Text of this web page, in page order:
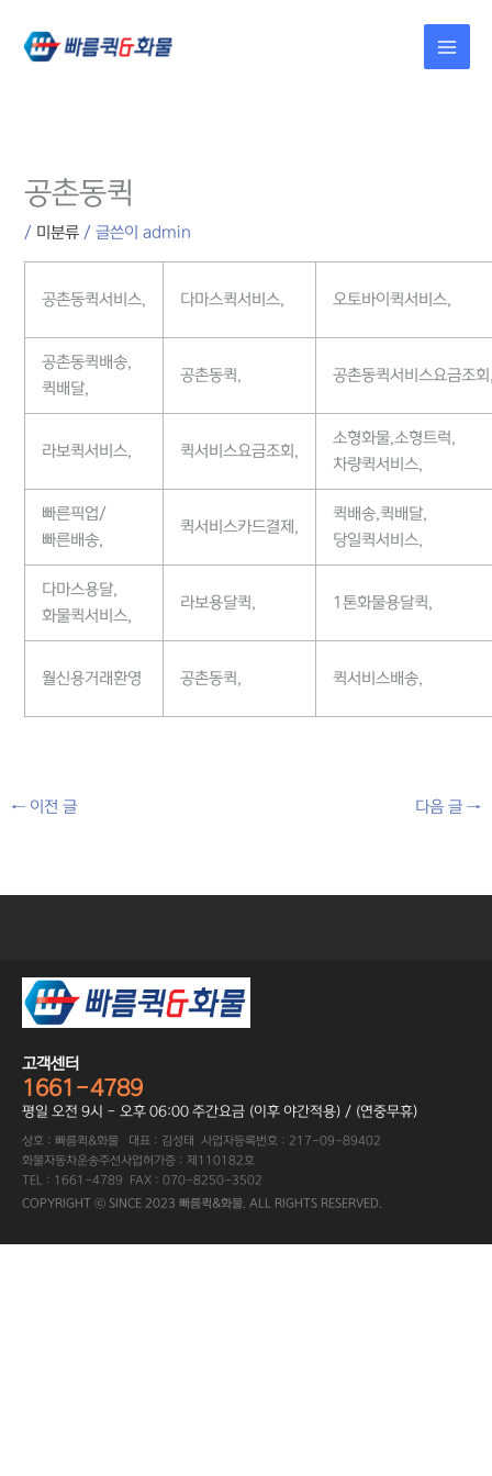
건너뛰기
공촌동퀵
/ 미분류 / 글쓴이admin
공촌동퀵서비스, 다마스퀵서비스, 오토바이퀵서비스,
공촌동퀵배송,
퀵배달,
공촌동퀵, 공촌동퀵서비스요금조
라보퀵서비스, 퀵서비스요금조회,
소형화물,소형트럭,
차량퀵서비스,
빠른픽업/
빠른배송,
퀵서비스카드결제,
퀵배송,퀵배달,
당일퀵서비스,
다마스용달,
화물퀵서비스,
라보용달퀵, 1톤화물용달퀵,
월신용거래환영 공촌동퀵, 퀵서비스배송,
←이전 글 다음 글→
고객센터
1661-4789
평일 오전 9시 - 오후 06:00 주간요금 (이후 야간적용) / (연중무휴)
상호 : 빠름퀵&화물 대표 : 김성태 사업자등록번호 : 217-09-89402
화물자동차운송주선사업허가증 : 제110182호
TEL : 1661-4789 FAX : 070-8250-3502
COPYRIGHT ⓒ SINCE 2023 빠름퀵&화물. ALL RIGHTS RESERVED.